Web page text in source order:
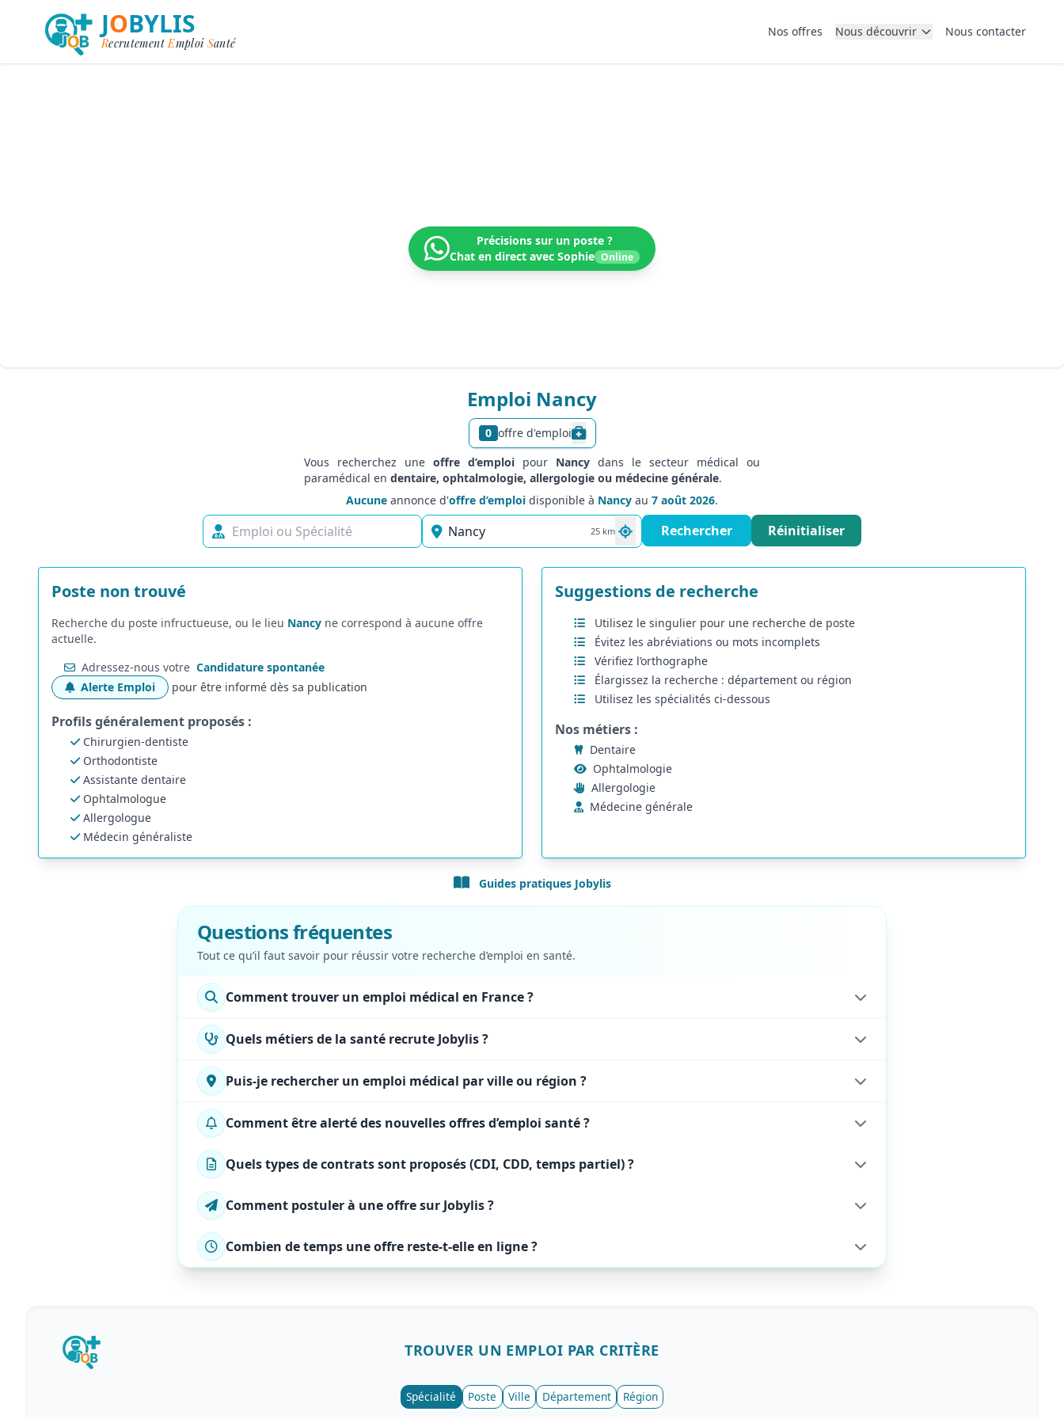
JOBYLIS
RecrutementEmploi Santé
Nos offres Nous découvrir Nous contacter
Précisions sur un poste ?
Chat en direct avec Sophie Online
Emploi Nancy
0 offre d'emploi
Afficher le texte d’information
Vous recherchez une offre d’emploi pour Nancy dans le secteur médical ou
paramédical en dentaire, ophtalmologie, allergologie ou médecine générale.
Aucune annonce d'offre d’emploi disponible à Nancy au 7 août 2026.
25 km Rechercher Réinitialiser
Poste non trouvé
Recherche du poste infructueuse, ou le lieu Nancy ne correspond à aucune offre
actuelle.
Adressez-nous votre Candidature spontanée
Alerte Emploi
pour être informé dès sa publication
Profils généralement proposés :
Chirurgien-dentiste
Orthodontiste
Assistante dentaire
Ophtalmologue
Allergologue
Médecin généraliste
Suggestions de recherche
Utilisez le singulier pour une recherche de poste
Évitez les abréviations ou mots incomplets
Vérifiez l’orthographe
Élargissez la recherche : département ou région
Utilisez les spécialités ci-dessous
Nos métiers :
Dentaire
Ophtalmologie
Allergologie
Médecine générale
Guides pratiques Jobylis
Questions fréquentes
Tout ce qu’il faut savoir pour réussir votre recherche d’emploi en santé.
Comment trouver un emploi médical en France ?
Quels métiers de la santé recrute Jobylis ?
Puis-je rechercher un emploi médical par ville ou région ?
Comment être alerté des nouvelles offres d’emploi santé ?
Quels types de contrats sont proposés (CDI, CDD, temps partiel) ?
Comment postuler à une offre sur Jobylis ?
Combien de temps une offre reste-t-elle en ligne ?
TROUVER UN EMPLOI PAR CRITÈRE
Spécialité Poste Ville Département Région